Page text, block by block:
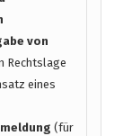
von
Rechtslage
eines
(für